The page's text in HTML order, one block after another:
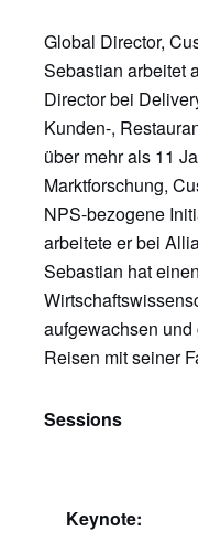
Global Director,
Sebastian arbeitet
Director bei
Kunden-,
über mehr als 11
Marktforschung,
NPS-bezogene
arbeitete er bei
Sebastian hat
aufgewachsen
Reisen mit seiner
Sessions
Keynote: